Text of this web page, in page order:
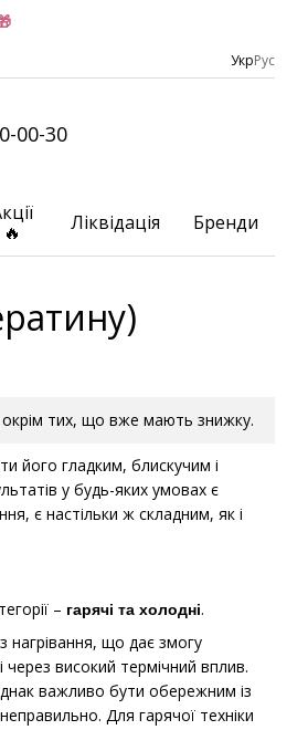
УкрРус
00-30
🔥
Ліквідація Бренди
окрім тих, що вже мають знижку.
його гладким, блискучим і
у будь-яких умовах є
є настільки ж складним, як і
– гарячі та холодні.
нагрівання, що дає змогу
високий термічний вплив.
важливо бути обережним із
Для гарячої техніки